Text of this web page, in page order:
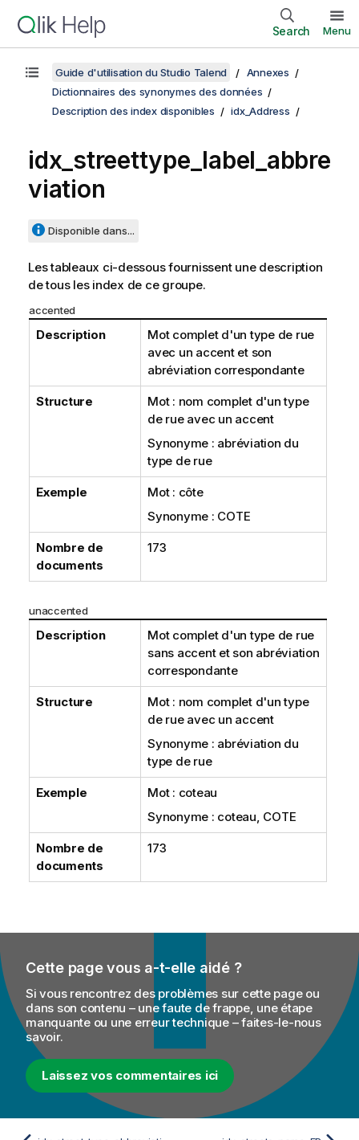
Search Menu
Guide d'utilisation du Studio Talend
Annexes
Dictionnaires des synonymes des données
Description des index disponibles
idx_Address
idx_streettype_label_abbre
viation
Disponible dans...
Les tableaux ci-dessous fournissent une description
de tous les index de ce groupe.
accented
Description
Mot complet d'un type de rue
avec un accent et son
abréviation correspondante
Structure
Mot : nom complet d'un type
de rue avec un accent
Synonyme : abréviation du
type de rue
Exemple
Mot : côte
Synonyme : COTE
Nombre de
documents
173
unaccented
Description
Mot complet d'un type de rue
sans accent et son abréviation
correspondante
Structure
Mot : nom complet d'un type
de rue avec un accent
Synonyme : abréviation du
type de rue
Exemple
Mot : coteau
Synonyme : coteau, COTE
Nombre de
documents
173
Cette page vous a-t-elle aidé ?
Si vous rencontrez des problèmes sur cette page ou
dans son contenu – une faute de frappe, une étape
manquante ou une erreur technique – faites-le-nous
savoir.
Laissez vos commentaires ici